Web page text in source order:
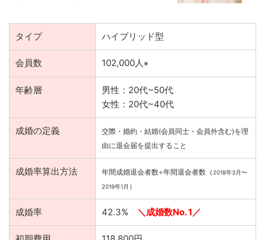
タイプ ハイブリッド型
会員数 102,000人 ※
年齢層
男性：20代~50代
女性：20代~40代
成婚の定義 交際・婚約・結婚(会員同士・会員外含む)を理
由に退会届を提出すること
成婚率算出方法 年間成婚退会者数÷年間退会者数（2018年3月〜
2019年1月 ）
成婚率 42.3% ＼成婚数No. 1／